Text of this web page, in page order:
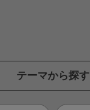
テーマから探す